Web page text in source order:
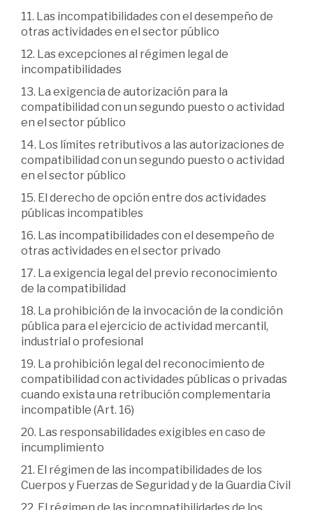
11. Las incompatibilidades con el desempeño de
otras actividades en el sector público
12. Las excepciones al régimen legal de
incompatibilidades
13. La exigencia de autorización para la
compatibilidad con un segundo puesto o actividad
en el sector público
14. Los límites retributivos a las autorizaciones de
compatibilidad con un segundo puesto o actividad
en el sector público
15. El derecho de opción entre dos actividades
públicas incompatibles
16. Las incompatibilidades con el desempeño de
otras actividades en el sector privado
17. La exigencia legal del previo reconocimiento
de la compatibilidad
18. La prohibición de la invocación de la condición
pública para el ejercicio de actividad mercantil,
industrial o profesional
19. La prohibición legal del reconocimiento de
compatibilidad con actividades públicas o privadas
cuando exista una retribución complementaria
incompatible (Art. 16)
20. Las responsabilidades exigibles en caso de
incumplimiento
21. El régimen de las incompatibilidades de los
Cuerpos y Fuerzas de Seguridad y de la Guardia Civil